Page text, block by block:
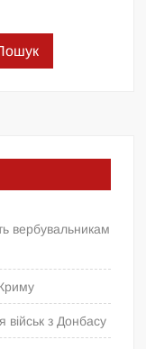
вербувальникам
військ з Донбасу